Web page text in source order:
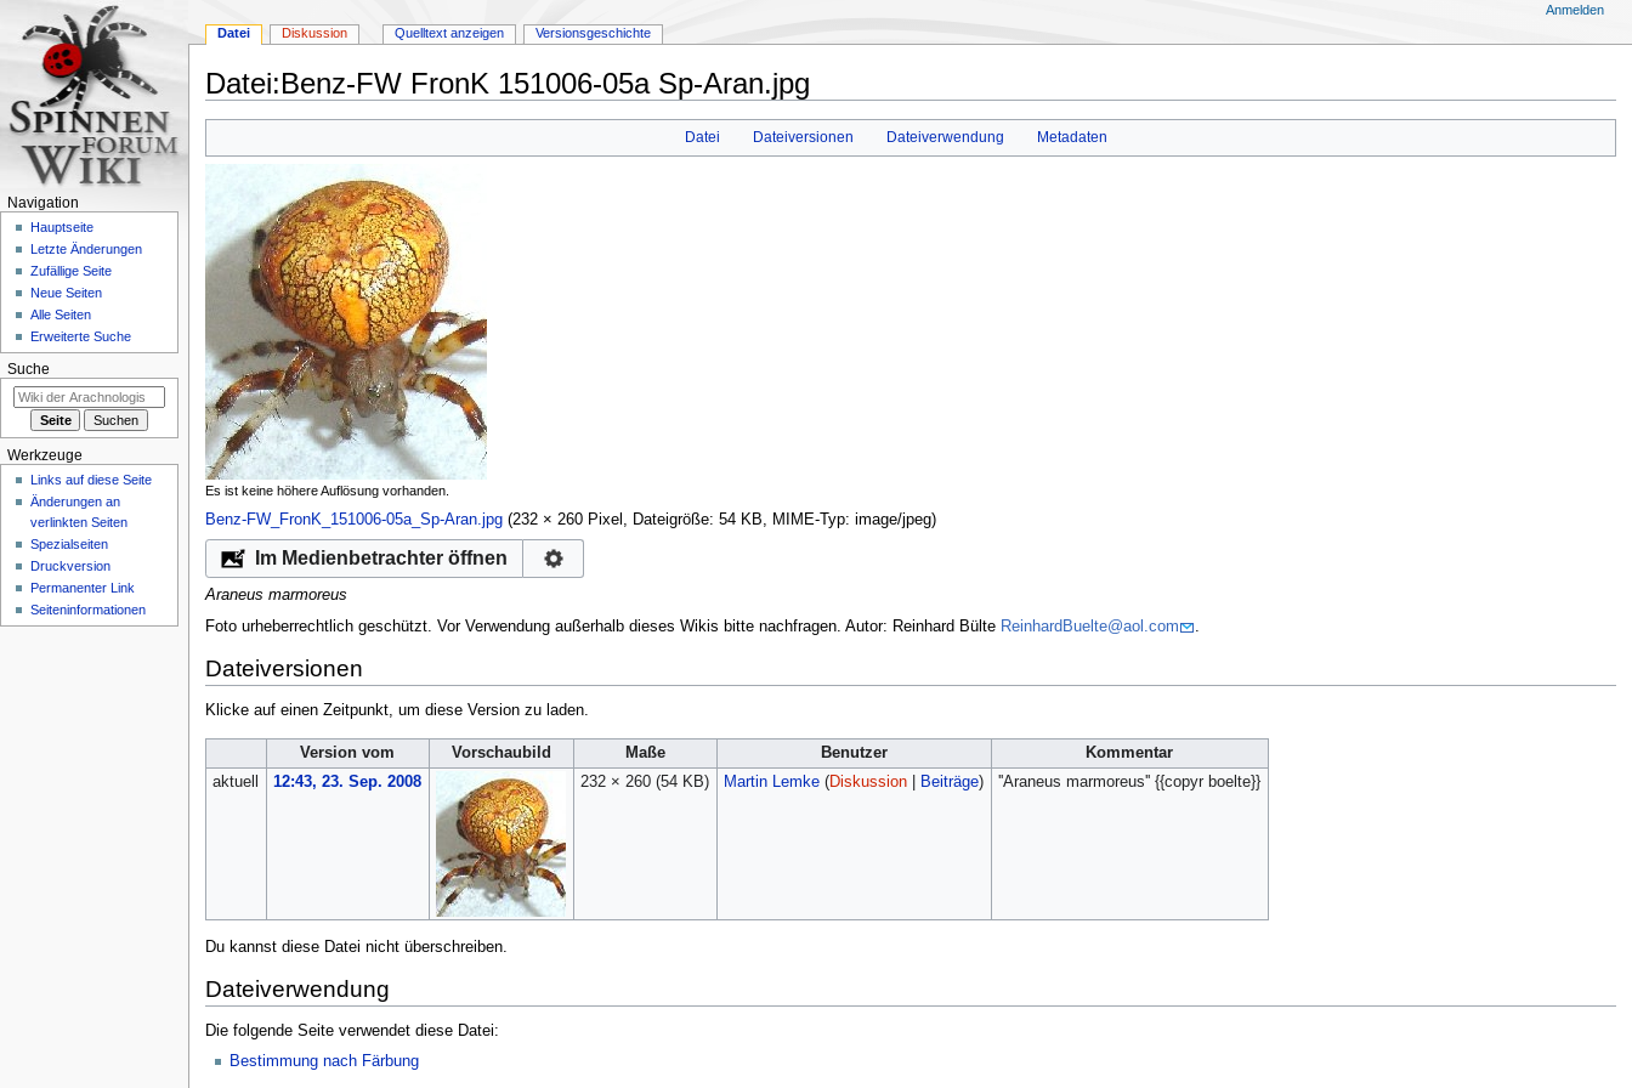
Datei:Benz-FW FronK 151006-05a Sp-Aran.jpg
Datei Dateiversionen Dateiverwendung Metadaten
Es ist keine höhere Auflösung vorhanden.
Benz-FW_FronK_151006-05a_Sp-Aran.jpg‎ (232 × 260 Pixel, Dateigröße: 54 KB, MIME-Typ: image/jpeg)
Im Medienbetrachter öffnen
Araneus marmoreus
Foto urheberrechtlich geschützt. Vor Verwendung außerhalb dieses Wikis bitte nachfragen. Autor: Reinhard Bülte ReinhardBuelte@aol.com
Dateiversionen
Klicke auf einen Zeitpunkt, um diese Version zu laden.
Version vom Vorschaubild Maße Benutzer
Kommentar
aktuell
12:43, 23. Sep. 2008 232 × 260 (54 KB) Martin Lemke (Diskussion| Beiträge) ''Araneus marmoreus'' {{copyr boelte}}
Du kannst diese Datei nicht überschreiben.
Dateiverwendung
Die folgende Seite verwendet diese Datei:
Bestimmung nach Färbung
Datei Diskussion Quelltext anzeigen Versionsgeschichte
Anmelden
Navigation
Hauptseite
Letzte Änderungen
Zufällige Seite
Neue Seiten
Alle Seiten
Erweiterte Suche
Suche
Werkzeuge
Links auf diese Seite
Änderungen an
verlinkten Seiten
Spezialseiten
Druckversion
Permanenter Link
Seiten­­informationen